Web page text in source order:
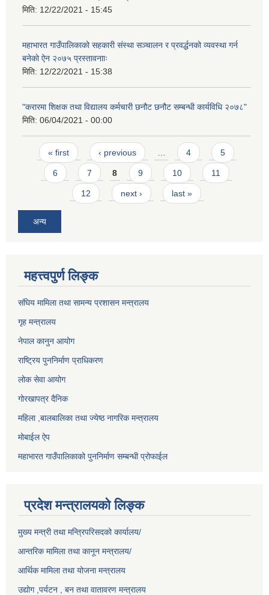
मिति: 12/22/2021 - 15:45
महाभारत गाउँपालिकाको सहकारी संस्था सञ्चालन र प्रवर्द्धनको व्यवस्था गर्न
बनेकाे ऐन २०७५ प्रस्तावनााः
मिति: 12/22/2021 - 15:38
"करारमा शिक्षक तथा विद्यालय कर्मचारी छनौट छनौट सम्बन्धी कार्यविधि २०७८"
मिति: 06/04/2021 - 00:00
Pages
« first ‹ previous 4 5
6 7 8 9 10 11
12 next › last »
अन्य
महत्त्वपुर्ण लिङ्क
संघिय मामिला तथा सामन्य प्रशासन मन्त्रालय
गृह मन्त्रालय
नेपाल कानुन आयोग
राष्ट्रिय पुननिर्माण प्राधिकरण
लोक सेवा आयोग
गोरखापत्र दैनिक
महिला ,बालबालिका तथा ज्येष्ठ नागरिक मन्त्रालय
मोबाईल ऐप
महाभारत गाउँपालिकाको पुननिर्माण सम्बन्धी प्रोफाईल
प्रदेश मन्त्रालयको लिङ्क
मुख्य मन्त्री तथा मन्त्रिपरिसदको कार्यालय/
आन्तरिक मामिला तथा कानून मन्त्रालय/
आर्थिक मामिला तथा योजना मन्त्रालय
उद्योग ,पर्यटन , बन तथा वातावरण मन्त्रालय